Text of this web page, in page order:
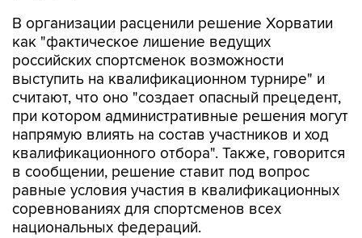
В организации расценили решение Хорватии
как "фактическое лишение ведущих
российских спортсменок возможности
выступить на квалификационном турнире" и
считают, что оно "создает опасный прецедент,
при котором административные решения могут
напрямую влиять на состав участников и ход
квалификационного отбора". Также, говорится
в сообщении, решение ставит под вопрос
равные условия участия в квалификационных
соревнованиях для спортсменов всех
национальных федераций.